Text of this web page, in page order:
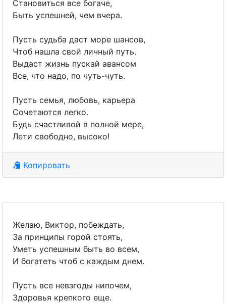
Становиться все богаче,
Быть успешней, чем вчера.
Пусть судьба даст море шансов,
Чтоб нашла свой личный путь.
Выдаст жизнь пускай авансом
Все, что надо, по чуть-чуть.
Пусть семья, любовь, карьера
Сочетаются легко.
Будь счастливой в полной мере,
Лети свободно, высоко!
Копировать
Желаю, Виктор, побеждать,
За принципы горой стоять,
Уметь успешным быть во всем,
И богатеть чтоб с каждым днем.
Пусть все невзгоды нипочем,
Здоровья крепкого еще.